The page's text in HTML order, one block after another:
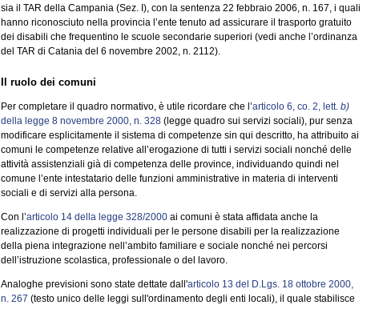
sia il TAR della Campania (Sez. I), con la sentenza 22 febbraio 2006, n. 167, i quali
hanno riconosciuto nella provincia l’ente tenuto ad assicurare il trasporto gratuito
dei disabili che frequentino le scuole secondarie superiori (vedi anche l’ordinanza
del TAR di Catania del 6 novembre 2002, n. 2112).
Il ruolo dei comuni
Per completare il quadro normativo, è utile ricordare che l’articolo 6, co. 2, lett. b)
della legge 8 novembre 2000, n. 328 (legge quadro sui servizi sociali), pur senza
modificare esplicitamente il sistema di competenze sin qui descritto, ha attribuito ai
comuni le competenze relative all’erogazione di tutti i servizi sociali nonché delle
attività assistenziali già di competenza delle province, individuando quindi nel
comune l’ente intestatario delle funzioni amministrative in materia di interventi
sociali e di servizi alla persona.
Con l’articolo 14 della legge 328/2000 ai comuni è stata affidata anche la
realizzazione di progetti individuali per le persone disabili per la realizzazione
della piena integrazione nell’ambito familiare e sociale nonché nei percorsi
dell’istruzione scolastica, professionale o del lavoro.
Analoghe previsioni sono state dettate dall'articolo 13 del D.Lgs. 18 ottobre 2000,
n. 267 (testo unico delle leggi sull'ordinamento degli enti locali), il quale stabilisce